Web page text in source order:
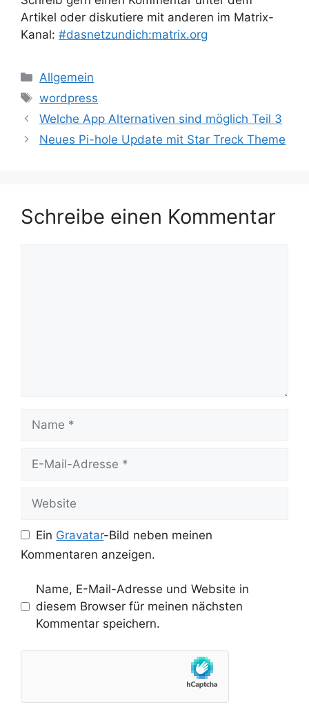
Artikel oder diskutiere mit anderen im Matrix-
Kanal: #dasnetzundich:matrix.org
Kategorien
Allgemein
Schlagwörter
wordpress
Welche App Alternativen sind möglich Teil 3
Neues Pi-hole Update mit Star Treck Theme
Schreibe einen Kommentar
Mail-
Ein Gravatar-Bild neben meinen
Kommentaren anzeigen.
Name, E-Mail-Adresse und Website in
diesem Browser für meinen nächsten
Kommentar speichern.